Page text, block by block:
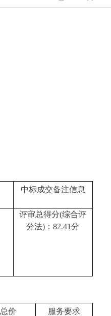
中标成交备注信息
评审总得分(综合评
分法)：82.41分
总价 服务要求